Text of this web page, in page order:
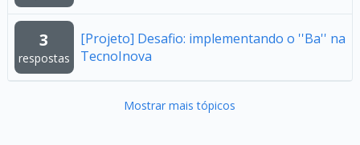
3
respostas
[Projeto] Desafio: implementando o ''Ba'' na
TecnoInova
Mostrar mais tópicos